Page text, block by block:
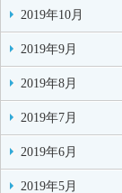
2019年10月
2019年9月
2019年8月
2019年7月
2019年6月
2019年5月